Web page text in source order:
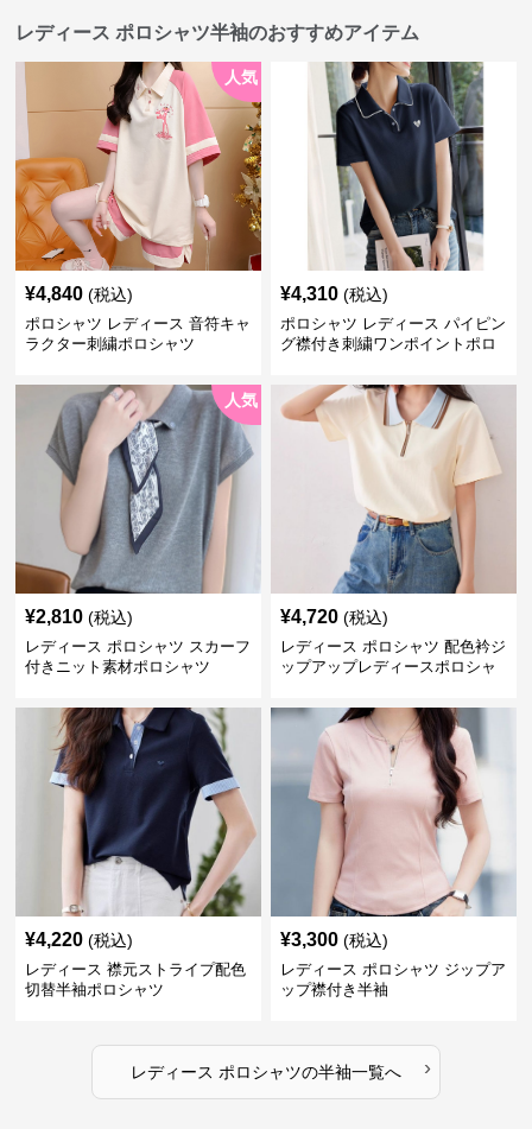
レディース ポロシャツ半袖のおすすめアイテム
人気
¥4,840 (税込)
ポロシャツ レディース 音符キャ
ラクター刺繍ポロシャツ
¥4,310 (税込)
ポロシャツ レディース パイピン
グ襟付き刺繍ワンポイントポロ
人気
¥2,810 (税込)
レディース ポロシャツ スカーフ
付きニット素材ポロシャツ
¥4,720 (税込)
レディース ポロシャツ 配色衿ジ
ップアップレディースポロシャ
¥4,220 (税込)
レディース 襟元ストライプ配色
切替半袖ポロシャツ
¥3,300 (税込)
レディース ポロシャツ ジップア
ップ襟付き半袖
レディース ポロシャツの半袖一覧へ ›